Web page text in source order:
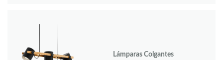
Lámparas Colgantes